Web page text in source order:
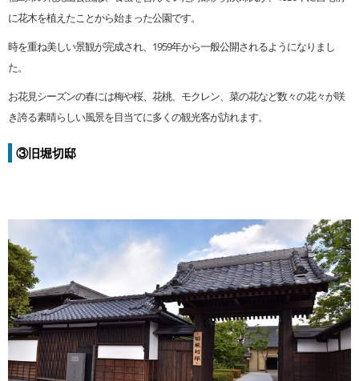
に花木を植えたことから始まった公園です。
時を重ね美しい景観が完成され、1959年から一般公開されるようになりまし
た。
お花見シーズンの春には梅や桜、花桃、モクレン、菜の花など数々の花々が咲
き誇る素晴らしい風景を目当てに多くの観光客が訪れます。
③旧堀切邸